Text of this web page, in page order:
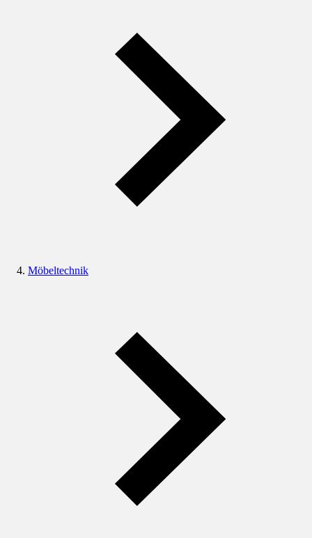
Möbeltechnik